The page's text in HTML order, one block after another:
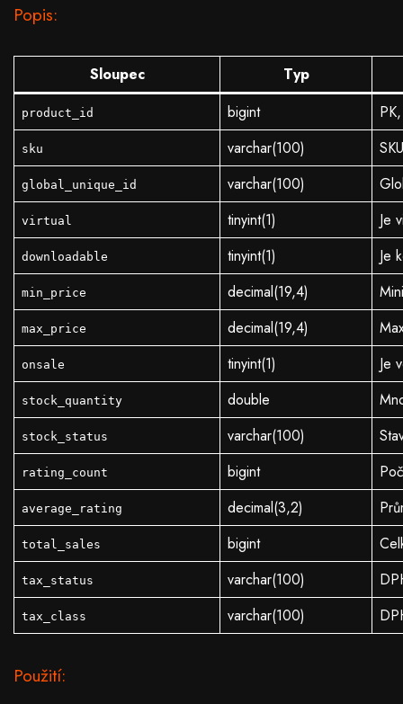
Popis:
Sloupec Typ
product_id bigint
sku varchar(100)
global_unique_id varchar(100)
virtual tinyint(1) Je
downloadable tinyint(1) Je
min_price decimal(19,4)
max_price decimal(19,4)
onsale tinyint(1) Je
stock_quantity double
stock_status varchar(100)
rating_count bigint
average_rating decimal(3,2)
total_sales bigint
tax_status varchar(100)
tax_class varchar(100)
Použití: